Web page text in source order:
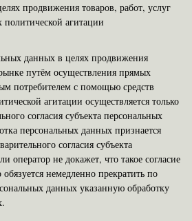
продвижения товаров, работ, услуг
агитации
данных в целях продвижения
путём осуществления прямых
потребителем с помощью средств
агитации осуществляется только
согласия субъекта персональных
персональных данных признается
согласия субъекта
оператор не докажет, что такое согласие
немедленно прекратить по
данных указанную обработку